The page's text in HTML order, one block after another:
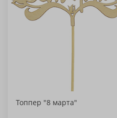
Топпер "8 марта"